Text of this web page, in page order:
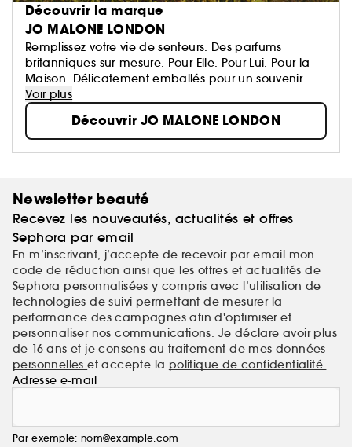
Découvrir la marque
JO MALONE LONDON
Remplissez votre vie de senteurs. Des parfums
britanniques sur-mesure. Pour Elle. Pour Lui. Pour la
Maison. Délicatement emballés pour un souvenir
inoubliable. Créez votre propre signature...
Voir plus
Découvrir JO MALONE LONDON
Newsletter beauté
Recevez les nouveautés, actualités et offres
Sephora par email
En m’inscrivant, j’accepte de recevoir par email mon
code de réduction ainsi que les offres et actualités de
Sephora personnalisées y compris avec l’utilisation de
technologies de suivi permettant de mesurer la
performance des campagnes afin d'optimiser et
personnaliser nos communications. Je déclare avoir plus
de 16 ans et je consens au traitement de mes données
personnelleset accepte la politique de confidentialité
Adresse e-mail
Par exemple: nom@example.com